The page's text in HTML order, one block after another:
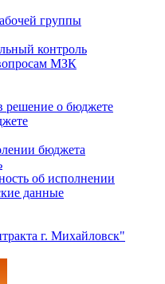
группы
контроль
МЗК
решение о бюджете
бюджета
об исполнении
данные
г. Михайловск"